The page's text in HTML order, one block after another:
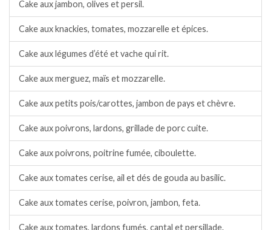
Cake aux jambon, olives et persil.
Cake aux knackies, tomates, mozzarelle et épices.
Cake aux légumes d’été et vache qui rit.
Cake aux merguez, maïs et mozzarelle.
Cake aux petits pois/carottes, jambon de pays et chèvre.
Cake aux poivrons, lardons, grillade de porc cuite.
Cake aux poivrons, poitrine fumée, ciboulette.
Cake aux tomates cerise, ail et dés de gouda au basilic.
Cake aux tomates cerise, poivron, jambon, feta.
Cake aux tomates, lardons fumés, cantal et persillade.